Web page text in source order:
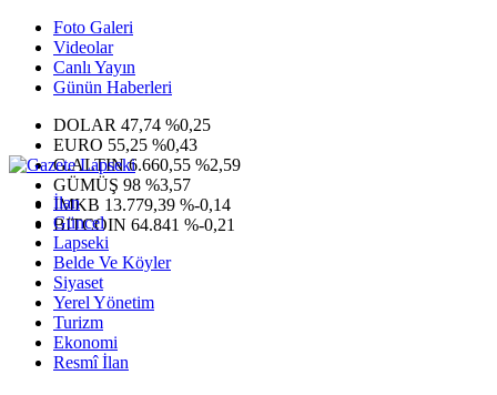
Foto Galeri
Videolar
Canlı Yayın
Günün Haberleri
DOLAR 47,74 %0,25
EURO 55,25 %0,43
G.ALTIN6.660,55 %2,59
GÜMÜŞ 98 %3,57
IMKB 13.779,39 %-0,14
BITCOIN 64.841 %-0,21
İlan
Güncel
Lapseki
Belde Ve Köyler
Siyaset
Yerel Yönetim
Turizm
Ekonomi
Resmî İlan